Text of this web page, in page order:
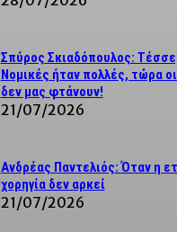
Σπύρος Σκιαδόπουλος:
Νομικές ήταν πολλές, τώρα
δεν μας φτάνουν!
21/07/2026
Ανδρέας Παντελιός: Όταν η
χορηγία δεν αρκεί
21/07/2026